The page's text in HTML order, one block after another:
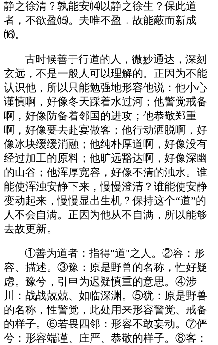
静之徐清？孰能安⒁以静之徐生？保此道
者，不欲盈⒂。夫唯不盈，故能蔽而新成
⒃。
古时候善于行道的人，微妙通达，深刻
玄远，不是一般人可以理解的。正因为不能
认识他，所以只能勉强地形容他说：他小心
谨慎啊，好像冬天踩着水过河；他警觉戒备
啊，好像防备着邻国的进攻；他恭敬郑重
啊，好像要去赴宴做客；他行动洒脱啊，好
像冰块缓缓消融；他纯朴厚道啊，好像没有
经过加工的原料；他旷远豁达啊，好像深幽
的山谷；他浑厚宽容，好像不清的浊水。谁
能使浑浊安静下来，慢慢澄清？谁能使安静
变动起来，慢慢显出生机？保持这个“道”的
人不会自满。正因为他从不自满，所以能够
去故更新。
①善为道者：指得"道"之人。②容：形
容、描述。③豫：原是野兽的名称，性好疑
虑。豫兮，引申为迟疑慎重的意思。④涉
川：战战兢兢、如临深渊。⑤犹：原是野兽
的名称，性警觉，此处用来形容警觉、戒备
的样子。⑥若畏四邻：形容不敢妄动。⑦俨
兮：形容端谨、庄严、恭敬的样子。⑧客：